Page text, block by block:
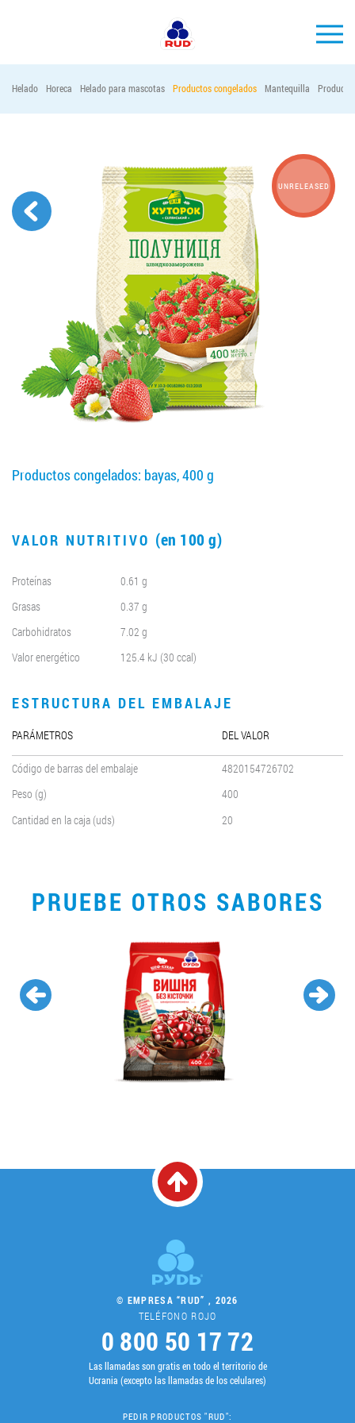
EMPRESA
Horeca
Contactos
Vacantes
PEDIR PRODUCTOS "RUD":
LLEGAR A SER SOCIO
0412 48 28 17
Helado Horeca Helado para mascotas Productos congelados Mantequilla
UNRELEASED
Productos congelados: bayas, 400 g
VALOR NUTRITIVO (en 100 g)
Proteínas
0.61 g
Grasas
0.37 g
Carbohidratos
7.02 g
Valor energético
125.4 kJ (30 ccal)
ESTRUCTURA DEL EMBALAJE
PARÁMETROS DEL VALOR
Código de barras del embalaje
4820154726702
Peso (g)
400
Cantidad en la caja (uds)
20
PRUEBE OTROS SABORES
© EMPRESA “RUD” , 2026
TELÉFONO ROJO
0 800 50 17 72
Las llamadas son gratis en todo el territorio de
Ucrania (excepto las llamadas de los celulares)
PEDIR PRODUCTOS "RUD":